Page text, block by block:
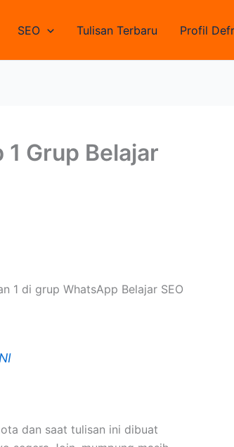
SEO Tulisan Terbaru Profil
Grup Belajar
1 di grup WhatsApp Belajar SEO
dan saat tulisan ini dibuat